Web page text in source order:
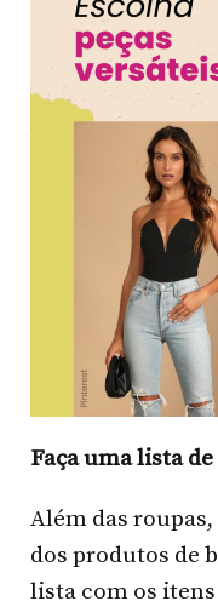
Faça uma lista
Além das
dos produtos de
lista com os